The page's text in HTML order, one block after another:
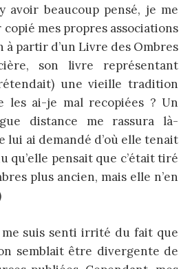
avoir beaucoup pensé, je me
mes propres associations
partir d’un Livre des Ombres
son livre représentant
une vieille tradition
les ai-je mal recopiées ? Un
distance me rassura là-
lui ai demandé d’où elle tenait
qu’elle pensait que c’était tiré
plus ancien, mais elle n’en
suis senti irrité du fait que
semblait être divergente de